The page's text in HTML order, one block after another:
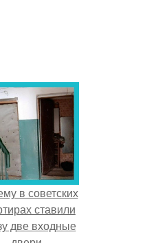
в советских
ставили
две входные